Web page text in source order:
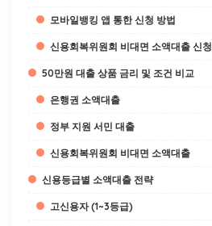
모바일뱅킹 앱 통한 신청 방법
신용회복위원회 비대면 소액대출 신청
50만원 대출 상품 금리 및 조건 비교
은행권 소액대출
정부 지원 서민 대출
신용회복위원회 비대면 소액대출
신용등급별 소액대출 전략
고신용자 (1~3등급)